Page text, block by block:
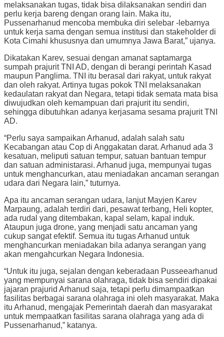
melaksanakan tugas, tidak bisa dilaksanakan sendiri dan
perlu kerja bareng dengan orang lain. Maka itu,
Pussenarhanud mencoba membuka diri selebar -lebarnya
untuk kerja sama dengan semua institusi dan stakeholder di
Kota Cimahi khususnya dan umumnya Jawa Barat,” ujanya.
Dikatakan Karev, sesuai dengan amanat saptamarga
sumpah prajurit TNI AD, dengan di berangi perintah Kasad
maupun Panglima. TNI itu berasal dari rakyat, untuk rakyat
dan oleh rakyat. Artinya tugas pokok TNI melaksanakan
kedaulatan rakyat dan Negara, tetapi tidak semata mata bisa
diwujudkan oleh kemampuan dari prajurit itu sendiri,
sehingga dibutuhkan adanya kerjasama sesama prajurit TNI
AD.
“Perlu saya sampaikan Arhanud, adalah salah satu
Kecabangan atau Cop di Anggakatan darat. Arhanud ada 3
kesatuan, meliputi satuan tempur, satuan bantuan tempur
dan satuan administarasi. Arhanud juga, mempunyai tugas
untuk menghancurkan, atau meniadakan ancaman serangan
udara dari Negara lain,” tuturnya.
Apa itu ancaman serangan udara, lanjut Mayjen Karev
Marpaung, adalah terdiri dari, pesawat terbang, Heli kopter,
ada rudal yang ditembakan, kapal selam, kapal induk.
Ataupun juga drone, yang menjadi satu ancaman yang
cukup sangat efektif. Semua itu tugas Arhanud untuk
menghancurkan meniadakan bila adanya serangan yang
akan mengahcurkan Negara Indonesia.
“Untuk itu juga, sejalan dengan keberadaan Pusseearhanud
yang mempunyai sarana olahraga, tidak bisa sendiri dipakai
jajaran prajurid Arhanud saja, tetapi perlu dimampaatkan
fasilitas berbagai sarana olahraga ini oleh masyarakat. Maka
itu Arhanud, mengajak Pemerintah daerah dan masyarakat
untuk mempaatkan fasilitas sarana olahraga yang ada di
Pussenarhanud,” katanya.